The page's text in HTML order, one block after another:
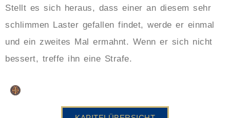
Stellt es sich heraus, dass einer an diesem sehr
schlimmen Laster gefallen findet, werde er einmal
und ein zweites Mal ermahnt. Wenn er sich nicht
bessert, treffe ihn eine Strafe.